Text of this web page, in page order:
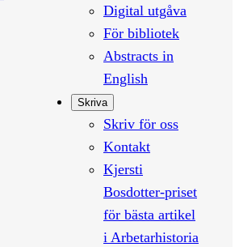
Digital utgåva
För bibliotek
Abstracts in
English
Skriva
Skriv för oss
Kontakt
Kjersti
Bosdotter-priset
för bästa artikel
i Arbetarhistoria